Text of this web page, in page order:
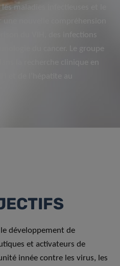
maladies infectieuses et le
une nouvelle compréhension
du VIH, des infections
du cancer. Le groupe
la recherche clinique en
développement de
et activateurs de
innée contre les virus, les